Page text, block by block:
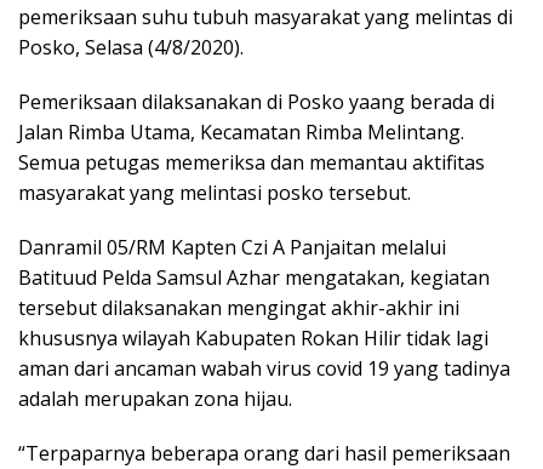
pemeriksaan suhu tubuh masyarakat yang melintas di
Posko, Selasa (4/8/2020).
Pemeriksaan dilaksanakan di Posko yaang berada di
Jalan Rimba Utama, Kecamatan Rimba Melintang.
Semua petugas memeriksa dan memantau aktifitas
masyarakat yang melintasi posko tersebut.
Danramil 05/RM Kapten Czi A Panjaitan melalui
Batituud Pelda Samsul Azhar mengatakan, kegiatan
tersebut dilaksanakan mengingat akhir-akhir ini
khususnya wilayah Kabupaten Rokan Hilir tidak lagi
aman dari ancaman wabah virus covid 19 yang tadinya
adalah merupakan zona hijau.
“Terpaparnya beberapa orang dari hasil pemeriksaan